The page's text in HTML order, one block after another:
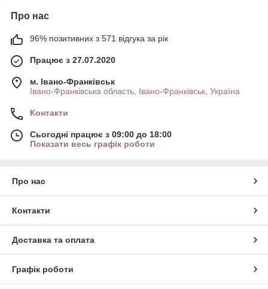
Про нас
96% позитивних з 571 відгука за рік
Працює з 27.07.2020
м. Івано-Франківськ
Івано-Франківська область, Івано-Франківськ, Україна
Контакти
Сьогодні працює з 09:00 до 18:00
Показати весь графік роботи
Про нас
Контакти
Доставка та оплата
Графік роботи